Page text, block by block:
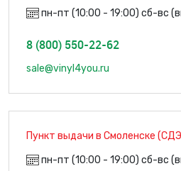
пн-пт (10:00 - 19:00) сб-вс
8 (800) 550-22-62
sale@vinyl4you.ru
Пункт выдачи в Смоленске
пн-пт (10:00 - 19:00) сб-вс